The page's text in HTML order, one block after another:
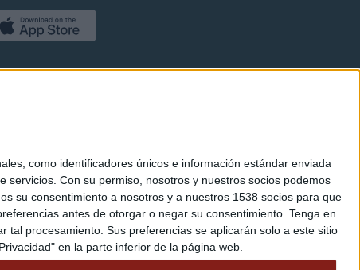
como identificadores únicos e información estándar enviada
servicios. Con su permiso, nosotros y nuestros socios podemos
su consentimiento a nosotros y a nuestros 1538 socios para que
antes de otorgar o negar su consentimiento. Tenga en
procesamiento. Sus preferencias se aplicarán solo a este sitio
en la parte inferior de la página web.